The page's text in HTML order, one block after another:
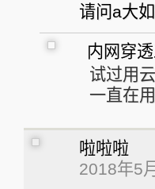
请问a大
内网穿
试过用
一直在
啦啦啦
2018年5